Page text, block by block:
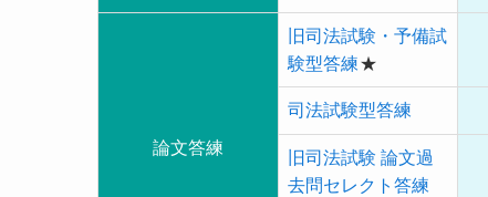
論文答練
旧司法試験・予備試
験型答練★
司法試験型答練
旧司法試験 論文過
去問セレクト答練